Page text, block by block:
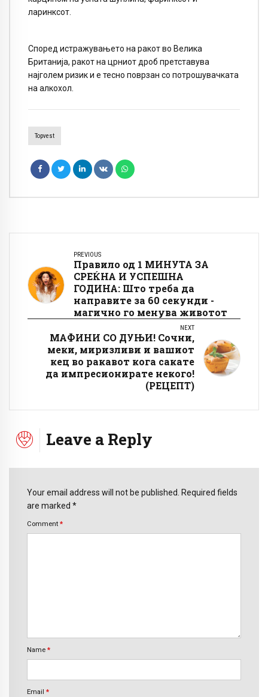
ларинксот.
Според истражувањето на ракот во Велика
Британија, ракот на црниот дроб претставува
најголем ризик и е тесно поврзан со потрошувачката
на алкохол.
Topvest
PREVIOUS
Правило од 1 МИНУТА ЗА
СРЕЌНА И УСПЕШНА
ГОДИНА: Што треба да
направите за 60 секунди -
магично го менува животот
NEXT
МАФИНИ СО ДУЊИ! Сочни,
меки, миризливи и вашиот
кец во ракавот кога сакате
да импресионирате некого!
(РЕЦЕПТ)
Leave a Reply
Your email address will not be published. Required fields
are marked *
Comment *
Name *
Email *